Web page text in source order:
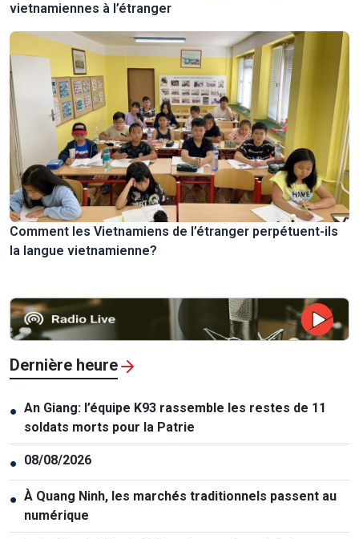
vietnamiennes à l’étranger
Comment les Vietnamiens de l’étranger perpétuent-ils
la langue vietnamienne?
Dernière heure
● An Giang: l’équipe K93 rassemble les restes de 11
soldats morts pour la Patrie
● 08/08/2026
● À Quang Ninh, les marchés traditionnels passent au
numérique